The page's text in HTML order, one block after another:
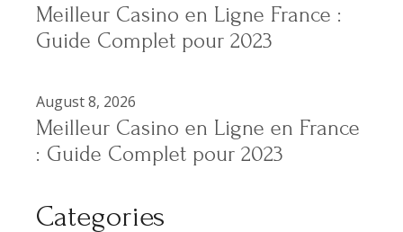
Meilleur Casino en Ligne France :
Guide Complet pour 2023
August 8, 2026
Meilleur Casino en Ligne en France
: Guide Complet pour 2023
Categories